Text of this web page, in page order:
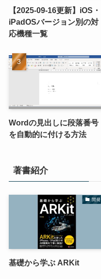
【2025-09-16更新】iOS・
iPadOSバージョン別の対
応機種一覧
Wordの見出しに段落番号
を自動的に付ける方法
著書紹介
開発
基礎から学ぶ ARKit